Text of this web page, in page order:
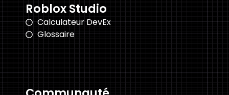
Roblox Studio
Calculateur DevEx
Glossaire